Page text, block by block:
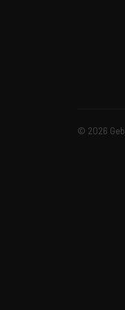
© 2026